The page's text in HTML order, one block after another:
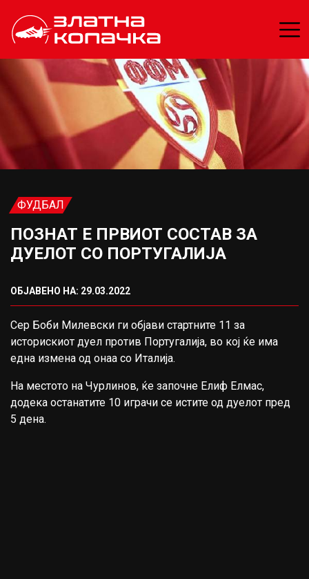
ФУДБАЛ
ПОЗНАТ Е ПРВИОТ СОСТАВ ЗА
ДУЕЛОТ СО ПОРТУГАЛИЈА
ОБЈАВЕНО НА: 29.03.2022
Сер Боби Милевски ги објави стартните 11 за
историскиот дуел против Португалија, во кој ќе има
една измена од онаа со Италија.
На местото на Чурлинов, ќе започне Елиф Елмас,
додека останатите 10 играчи се истите од дуелот пред
5 дена.